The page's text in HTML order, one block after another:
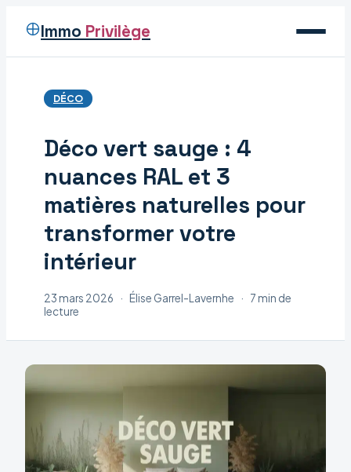
Immo Privilège
Voyage
Maison
DÉCO
Déco vert sauge : 4
nuances RAL et 3
matières naturelles pour
transformer votre
intérieur
23 mars 2026 · Élise Garrel-Lavernhe · 7 min de
lecture